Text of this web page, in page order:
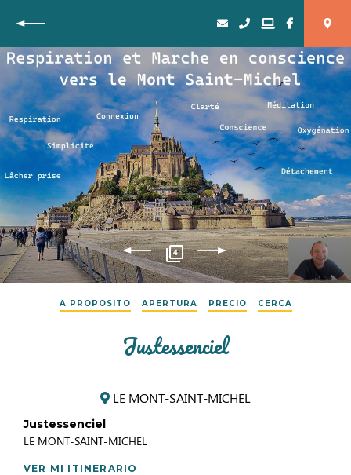
Vuelta
4
A PROPOSITO APERTURA PRECIO CERCA
Justessenciel
LE MONT-SAINT-MICHEL
Justessenciel
LE MONT-SAINT-MICHEL
VER MI ITINERARIO